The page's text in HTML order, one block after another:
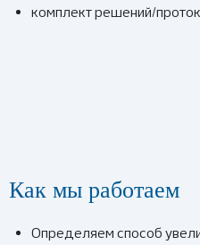
комплект решений/
Как мы работаем
Определяем способ